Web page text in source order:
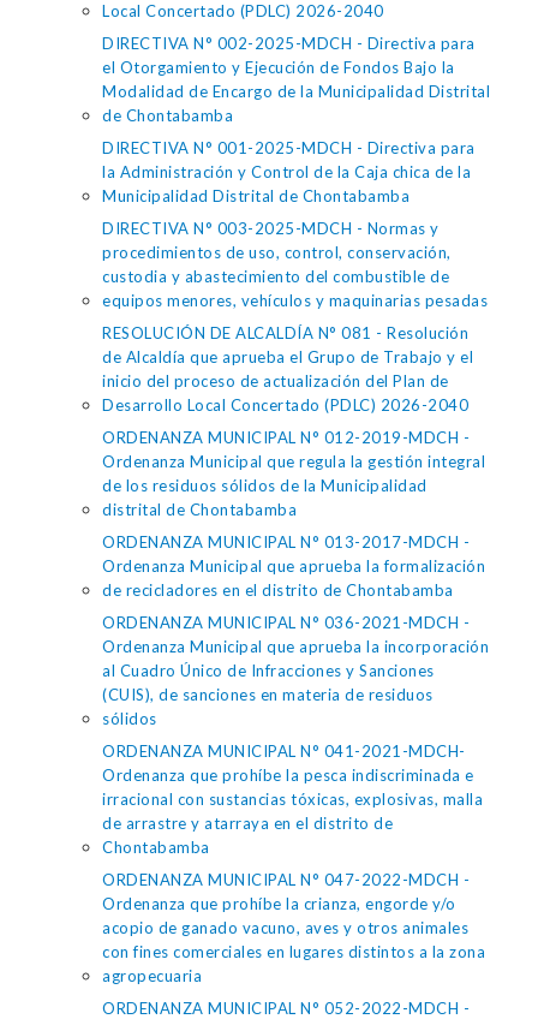
Local Concertado (PDLC) 2026-2040
DIRECTIVA N° 002-2025-MDCH - Directiva para
el Otorgamiento y Ejecución de Fondos Bajo la
Modalidad de Encargo de la Municipalidad Distrital
de Chontabamba
DIRECTIVA N° 001-2025-MDCH - Directiva para
la Administración y Control de la Caja chica de la
Municipalidad Distrital de Chontabamba
DIRECTIVA N° 003-2025-MDCH - Normas y
procedimientos de uso, control, conservación,
custodia y abastecimiento del combustible de
equipos menores, vehículos y maquinarias pesadas
RESOLUCIÓN DE ALCALDÍA N° 081 - Resolución
de Alcaldía que aprueba el Grupo de Trabajo y el
inicio del proceso de actualización del Plan de
Desarrollo Local Concertado (PDLC) 2026-2040
ORDENANZA MUNICIPAL N° 012-2019-MDCH -
Ordenanza Municipal que regula la gestión integral
de los residuos sólidos de la Municipalidad
distrital de Chontabamba
ORDENANZA MUNICIPAL N° 013-2017-MDCH -
Ordenanza Municipal que aprueba la formalización
de recicladores en el distrito de Chontabamba
ORDENANZA MUNICIPAL N° 036-2021-MDCH -
Ordenanza Municipal que aprueba la incorporación
al Cuadro Único de Infracciones y Sanciones
(CUIS), de sanciones en materia de residuos
sólidos
ORDENANZA MUNICIPAL N° 041-2021-MDCH-
Ordenanza que prohíbe la pesca indiscriminada e
irracional con sustancias tóxicas, explosivas, malla
de arrastre y atarraya en el distrito de
Chontabamba
ORDENANZA MUNICIPAL N° 047-2022-MDCH -
Ordenanza que prohíbe la crianza, engorde y/o
acopio de ganado vacuno, aves y otros animales
con fines comerciales en lugares distintos a la zona
agropecuaria
ORDENANZA MUNICIPAL N° 052-2022-MDCH -